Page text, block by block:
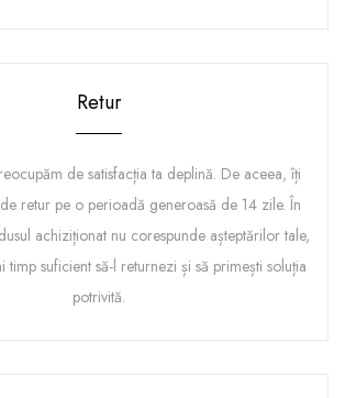
Retur
de satisfacția ta deplină. De aceea, îți
retur pe o perioadă generoasă de 14 zile. În
achiziționat nu corespunde așteptărilor tale,
timp suficient să-l returnezi și să primești soluția
potrivită.